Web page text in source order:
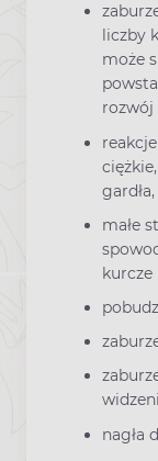
liczby
może
rozwój
małe
kurcze
nagła